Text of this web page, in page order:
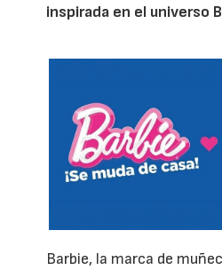
inspirada en el universo
Barbie, la marca de